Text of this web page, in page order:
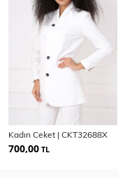
Kadın Ceket | CKT32688X
700,00 TL